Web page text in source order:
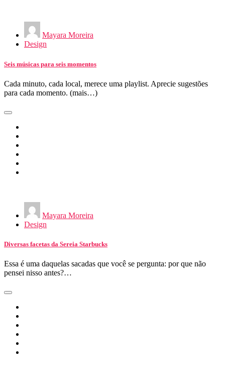
Mayara Moreira
Design
Seis músicas para seis momentos
Cada minuto, cada local, merece uma playlist. Aprecie sugestões
para cada momento. (mais…)
Mayara Moreira
Design
Diversas facetas da Sereia Starbucks
Essa é uma daquelas sacadas que você se pergunta: por que não
pensei nisso antes?…